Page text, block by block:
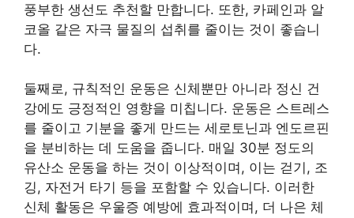
풍부한 생선도 추천할 만합니다. 또한, 카페인과 알
코올 같은 자극 물질의 섭취를 줄이는 것이 좋습니
다.
둘째로, 규칙적인 운동은 신체뿐만 아니라 정신 건
강에도 긍정적인 영향을 미칩니다. 운동은 스트레스
를 줄이고 기분을 좋게 만드는 세로토닌과 엔도르핀
을 분비하는 데 도움을 줍니다. 매일 30분 정도의
유산소 운동을 하는 것이 이상적이며, 이는 걷기, 조
깅, 자전거 타기 등을 포함할 수 있습니다. 이러한
신체 활동은 우울증 예방에 효과적이며, 더 나은 체